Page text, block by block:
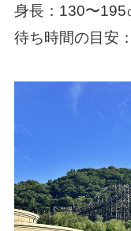
身長：130〜195
待ち時間の目安